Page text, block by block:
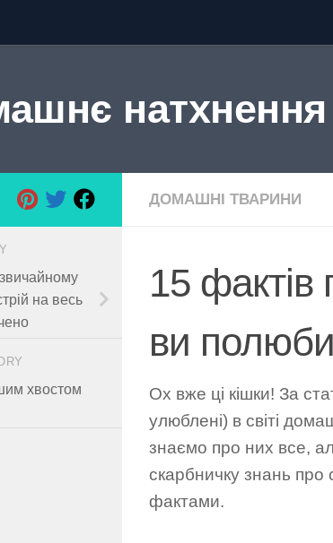
натхнення
ДОМАШНІ ТВАРИНИ
15 фактів
ви
Ох вже ці кішки! За
улюблені) в світі
знаємо про них все,
скарбничку знань
фактами.
на весь
хвостом